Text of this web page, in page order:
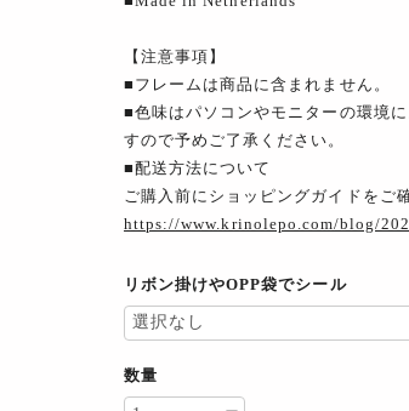
【注意事項】
■フレームは商品に含まれません。
■色味はパソコンやモニターの環境
すので予めご了承ください。
■配送方法について
ご購入前にショッピングガイドをご
https://www.krinolepo.com/blog/
リボン掛けやOPP袋でシール
数量